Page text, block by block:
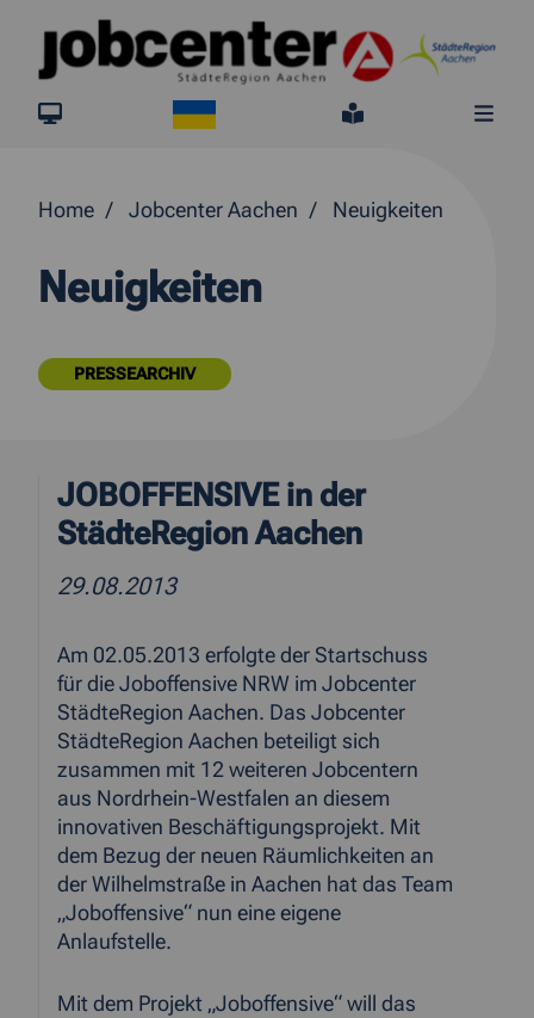
Springe direkt zum Inhalt
jobcenter.digital
Leichte
Home Jobcenter Aachen Neuigkeiten
Neuigkeiten
PRESSEARCHIV
JOBOFFENSIVE in der
StädteRegion Aachen
29.08.2013
Am 02.05.2013 erfolgte der Startschuss
für die Joboffensive NRW im Jobcenter
StädteRegion Aachen. Das Jobcenter
StädteRegion Aachen beteiligt sich
zusammen mit 12 weiteren Jobcentern
aus Nordrhein-Westfalen an diesem
innovativen Beschäftigungsprojekt. Mit
dem Bezug der neuen Räumlichkeiten an
der Wilhelmstraße in Aachen hat das Team
„Joboffensive“ nun eine eigene
Anlaufstelle.
Mit dem Projekt „Joboffensive“ will das